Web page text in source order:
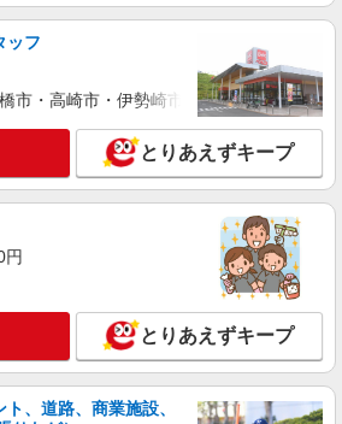
給1600円〜 ※残業代支給 ★交通費別途支給
。○。・゜+゜・。○。・゜
祝い金10万円支給(規定有) お友達を紹介
, インセンティブ支給(規定有) ★月2回払
払い可能（規程有）★ ゜・。○。・゜
詳細を見る
種に詳しくなれる携帯販売
】
給231500円〜256500円（経験・能力によ
※上記金額に時間外手当/インセンティブが加
与あり・時間外手当あり（平均残業時間：
）・地域手当/職能手当あり・Workstyle支
4000円/月）あり・実績によりインセンティ
★交通費別途支給（規定あり） ゜+゜・。
゜+゜・。○。・゜+゜ 入社祝い金10万円支
児島県鹿児島市の家電量販店
詳細を見る
ッフ
市・高崎市・伊勢崎市・太田市・館林市
とりあえずキープ
円
とりあえずキープ
、道路、商業施設、